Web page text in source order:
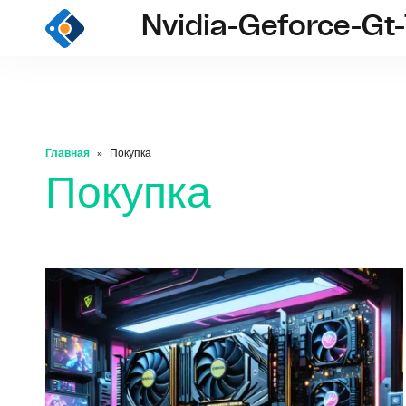
Nvidia-Geforce-
Главная Покупка
Покупка